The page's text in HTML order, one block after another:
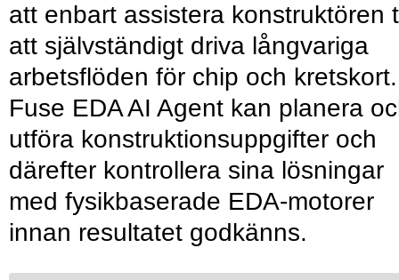
att enbart assistera konstruktören
att självständigt driva långvariga
arbetsflöden för chip och kretskort.
Fuse EDA AI Agent kan planera
utföra konstruktionsuppgifter och
därefter kontrollera sina lösningar
med fysikbaserade EDA-motorer
innan resultatet godkänns.